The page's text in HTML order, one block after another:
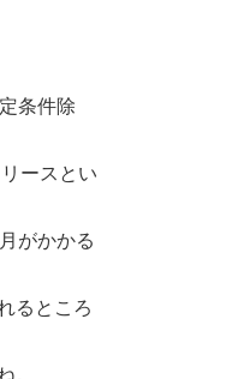
条件除
ースとい
がかかる
るところ
。